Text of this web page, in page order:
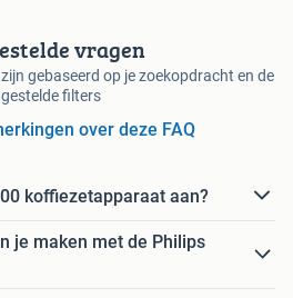
vragen
gebaseerd op je zoekopdracht en de
filters
over deze FAQ
koffiezetapparaat aan?
je maken met de Philips